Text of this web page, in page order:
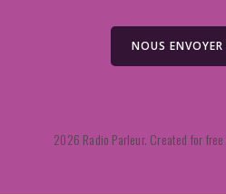
NOUS
2026 Radio Parleur. Created for free